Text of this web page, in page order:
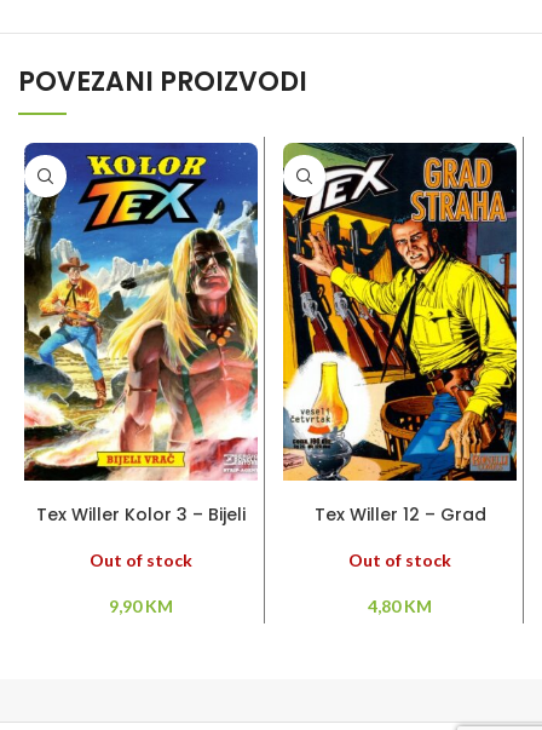
POVEZANI PROIZVODI
Tex Willer Kolor 3 – Bijeli
Out of stock
9,90KM
Tex Willer 12 – Grad
Out of stock
4,80KM